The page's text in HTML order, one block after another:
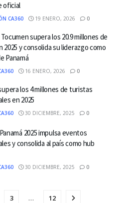
oficial
CA360 19 ENERO, 2026 0
supera los 20.9 millones de
2025 y consolida su liderazgo como
Panamá
16 ENERO, 2026 0
los 4 millones de turistas
en 2025
30 DICIEMBRE, 2025 0
2025 impulsa eventos
y consolida al país como hub
30 DICIEMBRE, 2025 0
3 … 12